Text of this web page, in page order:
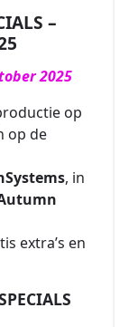
–
2025
op
op de
, in
extra’s en